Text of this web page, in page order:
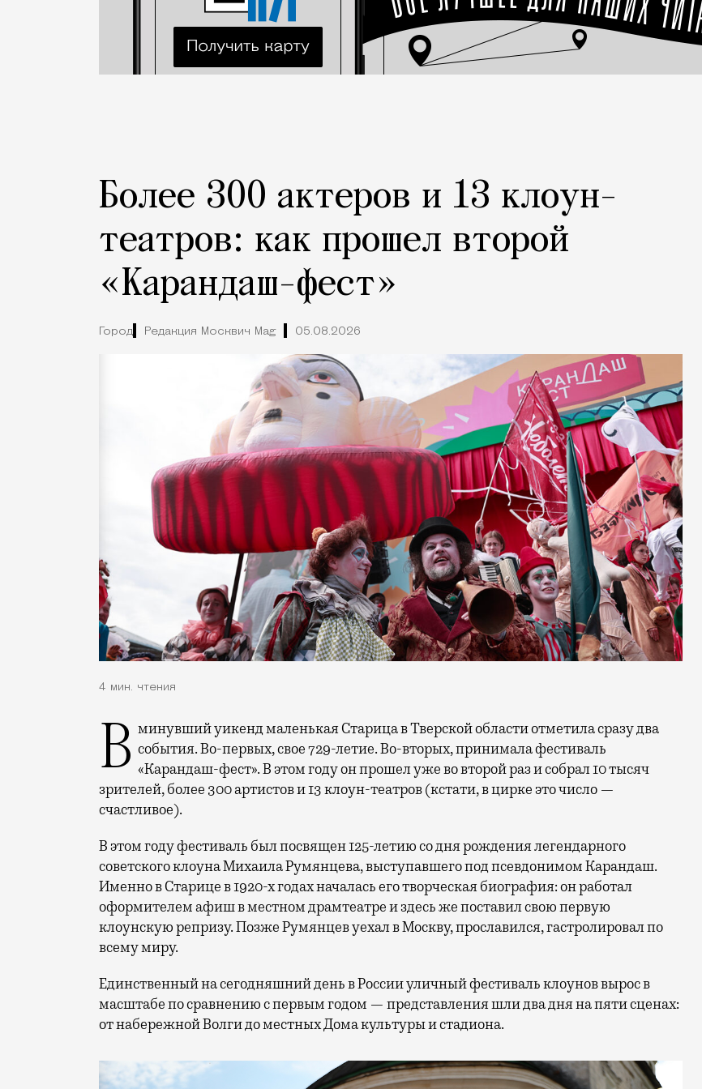
Более 300 актеров и 13 клоун-
театров: как прошел второй
«Карандаш-фест»
Город Редакция Москвич Mag 05.08.2026
4 мин. чтения
В минувший уикенд маленькая Старица в Тверской области отметила сразу два события. Во-первых, свое 729-летие. Во-вторых, принимала фестиваль
«Карандаш-фест». В этом году он прошел уже во второй раз и собрал 10 тысяч
зрителей, более 300 артистов и 13 клоун-театров (кстати, в цирке это число —
счастливое).
В этом году фестиваль был посвящен 125-летию со дня рождения легендарного
советского клоуна Михаила Румянцева, выступавшего под псевдонимом Карандаш.
Именно в Старице в 1920-х годах началась его творческая биография: он работал
оформителем афиш в местном драмтеатре и здесь же поставил свою первую
клоунскую репризу. Позже Румянцев уехал в Москву, прославился, гастролировал по
всему миру.
Единственный на сегодняшний день в России уличный фестиваль клоунов вырос в
масштабе по сравнению с первым годом — представления шли два дня на пяти сценах:
от набережной Волги до местных Дома культуры и стадиона.